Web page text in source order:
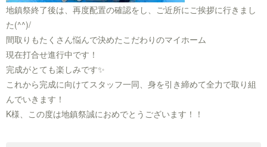
地鎮祭終了後は、再度配置の確認をし、ご近所にご挨拶に行きまし
た(^^)/
間取りもたくさん悩んで決めたこだわりのマイホーム
現在打合せ進行中です！
完成がとても楽しみです✨
これから完成に向けてスタッフ一同、身を引き締めて全力で取り組
んでいきます！
K様、この度は地鎮祭誠におめでとうございます！！